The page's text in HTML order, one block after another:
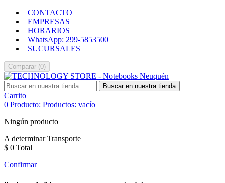
| CONTACTO
| EMPRESAS
| HORARIOS
| WhatsApp: 299-5853500
| SUCURSALES
Comparar (0)
Buscar en nuestra tienda
Carrito
0 Producto: Productos: vacío
Ningún producto
A determinarTransporte
$ 0 Total
Confirmar